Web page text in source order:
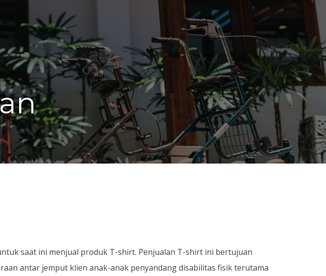
saat ini menjual produk T-shirt. Penjualan T-shirt ini bertujuan
antar jemput klien anak-anak penyandang disabilitas fisik terutama